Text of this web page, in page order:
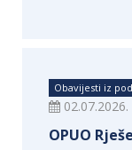
Obavijesti iz
02.07.2026.
OPUO